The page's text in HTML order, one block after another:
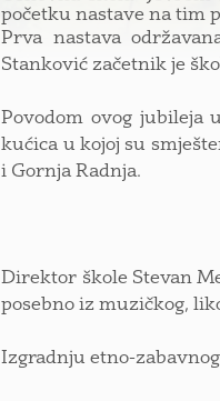
početku nastave na tim
Prva nastava
Stanković začetnik je
Povodom ovog jubileja
kućica u kojoj su
i Gornja Radnja.
Direktor škole Stevan
posebno iz muzičkog,
Izgradnju etno-